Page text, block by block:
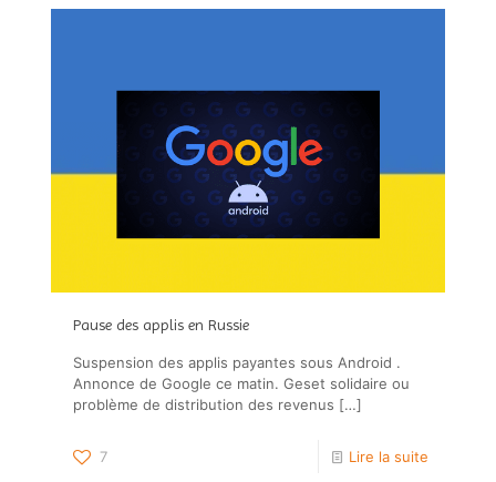
Pause des applis en Russie
Suspension des applis payantes sous Android .
Annonce de Google ce matin. Geset solidaire ou
problème de distribution des revenus […]
7 Lire la suite